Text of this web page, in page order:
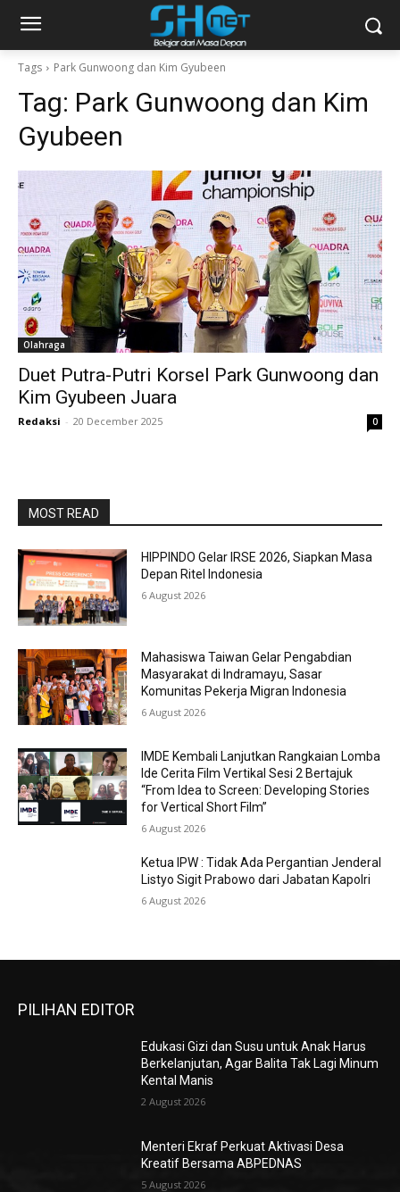
Tags Park Gunwoong dan Kim Gyubeen
Tag: Park Gunwoong dan Kim
Gyubeen
Olahraga
Duet Putra-Putri Korsel Park Gunwoong dan
Kim Gyubeen Juara
Redaksi - 20 December 2025 0
MOST READ
HIPPINDO Gelar IRSE 2026, Siapkan Masa
Depan Ritel Indonesia
6 August 2026
Mahasiswa Taiwan Gelar Pengabdian
Masyarakat di Indramayu, Sasar
Komunitas Pekerja Migran Indonesia
6 August 2026
IMDE Kembali Lanjutkan Rangkaian Lomba
Ide Cerita Film Vertikal Sesi 2 Bertajuk
“From Idea to Screen: Developing Stories
for Vertical Short Film”
6 August 2026
Ketua IPW : Tidak Ada Pergantian Jenderal
Listyo Sigit Prabowo dari Jabatan Kapolri
6 August 2026
PILIHAN EDITOR
Edukasi Gizi dan Susu untuk Anak Harus
Berkelanjutan, Agar Balita Tak Lagi Minum
Kental Manis
2 August 2026
Menteri Ekraf Perkuat Aktivasi Desa
Kreatif Bersama ABPEDNAS
5 August 2026